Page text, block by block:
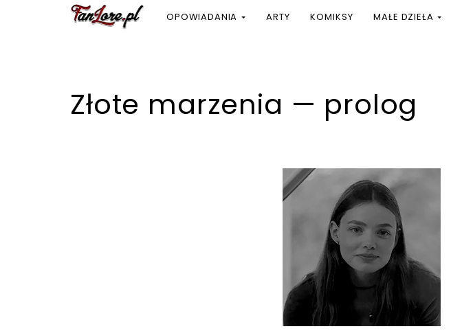
OPOWIADANIA ARTY KOMIKSY MAŁE DZIEŁA
Złote marzenia — prolog